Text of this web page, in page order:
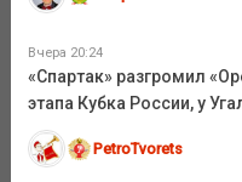
Вчера 20:24
«Спартак» разгромил
этапа Кубка России, у
PetroTvorets